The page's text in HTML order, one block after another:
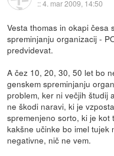
::4. mar 2009, 14:50
Vesta thomas in okapi česa
spreminjanju organizacij -
predvidevat.
A čez 10, 20, 30, 50 let bo
genskem spreminjanju
problem, ker ni večjih študij
ne škodi naravi, ki je
spremenjeno sorto, ki je kot
kakšne učinke bo imel
negativne, nič ne vem.